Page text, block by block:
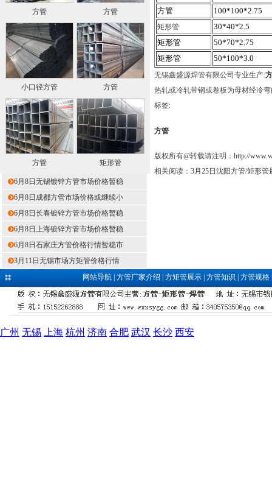
方管 方管
小口径方管 方管
方管 矩形管
6月8日无锡镀锌方管市场价格暂稳
6月8日成都方管市场价格或继续小
6月8日长春镀锌方管市场价格暂稳
6月8日上海镀锌方管市场价格暂稳
6月8日石家庄方管价格行情暂稳市
3月11日无锡市场方矩管价格行情
方管
100*100*2.75
矩形管
30*40*2.5
矩形管
50*70*2.75
矩形管
50*100*3.0
无锡鑫盛源焊管有限公司专业生产:
热轧或冷轧带钢或卷板为母材经冷
标签:
方管
版权所有@转载请注明： http://
相关阅读： 3月25日沈阳方管/矩形管
网站导航| 方管厂家介绍 方矩管展示| 方管知识 方管规格
广州 无锡 上海 杭州 济南 合肥 武汉 长沙 西安